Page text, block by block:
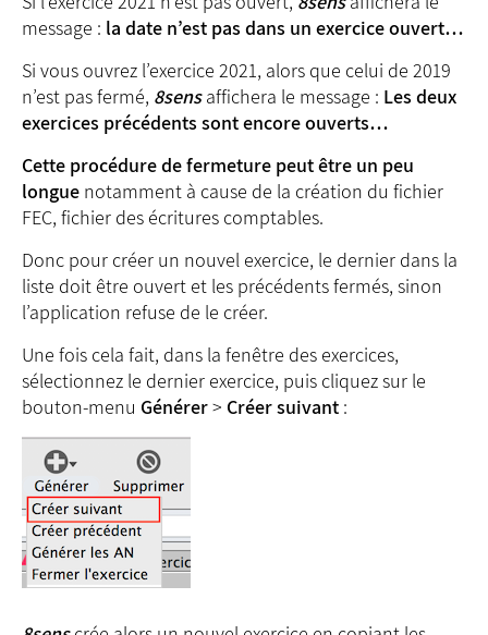
message : la date n’est pas dans un exercice ouvert…
Si vous ouvrez l’exercice 2021, alors que celui de 2019
n’est pas fermé, 8sensaffichera le message : Les deux
exercices précédents sont encore ouverts…
Cette procédure de fermeture peut être un peu
longue notamment à cause de la création du fichier
FEC, fichier des écritures comptables.
Donc pour créer un nouvel exercice, le dernier dans la
liste doit être ouvert et les précédents fermés, sinon
l’application refuse de le créer.
Une fois cela fait, dans la fenêtre des exercices,
sélectionnez le dernier exercice, puis cliquez sur le
bouton-menu Générer> Créer suivant :